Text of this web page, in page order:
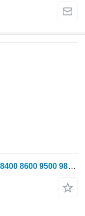
Motor hidráulico John Deere 8200 8400 8600 9500 9800 Hidromotor AXE78687 para trator de rodas John Deere 8200 ,8400, 8600, 9500, 9800